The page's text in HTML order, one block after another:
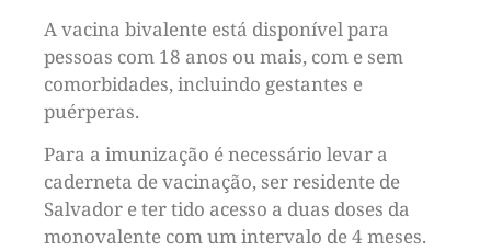
A vacina bivalente está disponível para
pessoas com 18 anos ou mais, com e sem
comorbidades, incluindo gestantes e
puérperas.
Para a imunização é necessário levar a
caderneta de vacinação, ser residente de
Salvador e ter tido acesso a duas doses da
monovalente com um intervalo de 4 meses.